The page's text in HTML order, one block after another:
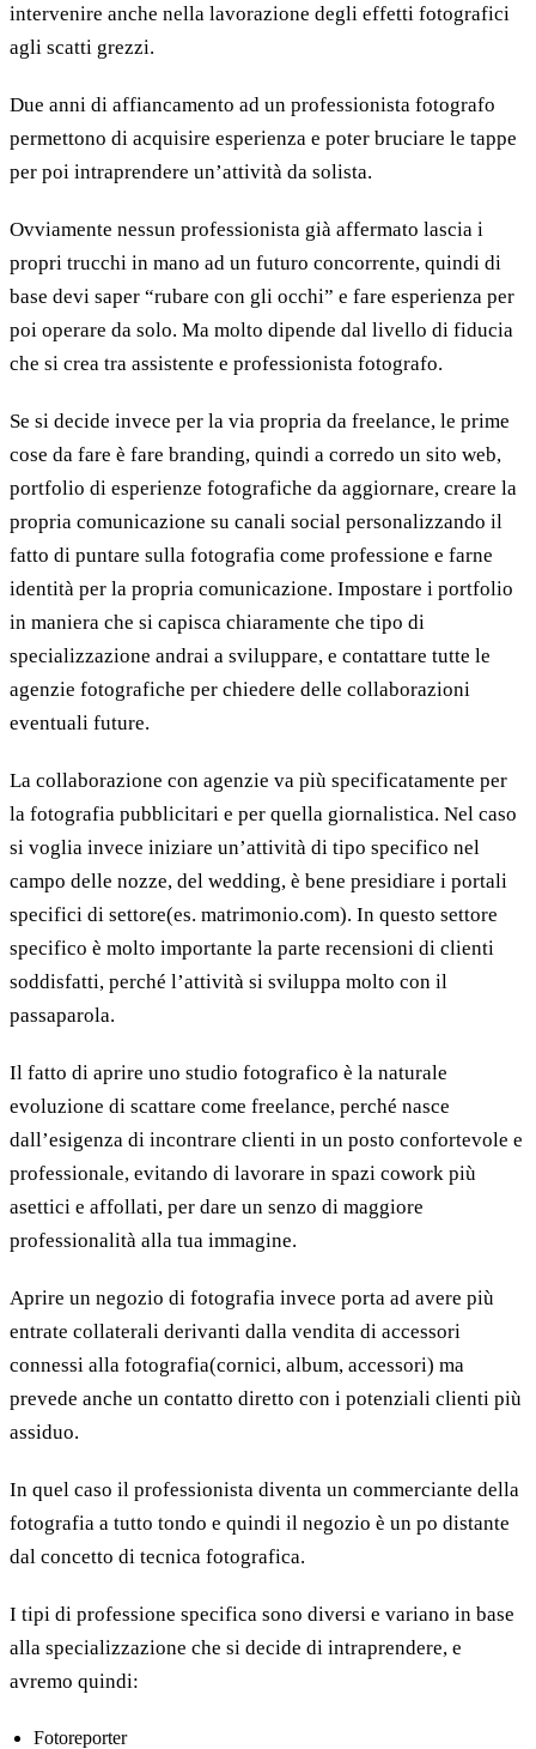
intervenire anche nella lavorazione degli effetti fotografici
agli scatti grezzi.
Due anni di affiancamento ad un professionista fotografo
permettono di acquisire esperienza e poter bruciare le tappe
per poi intraprendere un’attività da solista.
Ovviamente nessun professionista già affermato lascia i
propri trucchi in mano ad un futuro concorrente, quindi di
base devi saper “rubare con gli occhi” e fare esperienza per
poi operare da solo. Ma molto dipende dal livello di fiducia
che si crea tra assistente e professionista fotografo.
Se si decide invece per la via propria da freelance, le prime
cose da fare è fare branding, quindi a corredo un sito web,
portfolio di esperienze fotografiche da aggiornare, creare la
propria comunicazione su canali social personalizzando il
fatto di puntare sulla fotografia come professione e farne
identità per la propria comunicazione. Impostare i portfolio
in maniera che si capisca chiaramente che tipo di
specializzazione andrai a sviluppare, e contattare tutte le
agenzie fotografiche per chiedere delle collaborazioni
eventuali future.
La collaborazione con agenzie va più specificatamente per
la fotografia pubblicitari e per quella giornalistica. Nel caso
si voglia invece iniziare un’attività di tipo specifico nel
campo delle nozze, del wedding, è bene presidiare i portali
specifici di settore(es. matrimonio.com). In questo settore
specifico è molto importante la parte recensioni di clienti
soddisfatti, perché l’attività si sviluppa molto con il
passaparola.
Il fatto di aprire uno studio fotografico è la naturale
evoluzione di scattare come freelance, perché nasce
dall’esigenza di incontrare clienti in un posto confortevole e
professionale, evitando di lavorare in spazi cowork più
asettici e affollati, per dare un senzo di maggiore
professionalità alla tua immagine.
Aprire un negozio di fotografia invece porta ad avere più
entrate collaterali derivanti dalla vendita di accessori
connessi alla fotografia(cornici, album, accessori) ma
prevede anche un contatto diretto con i potenziali clienti più
assiduo.
In quel caso il professionista diventa un commerciante della
fotografia a tutto tondo e quindi il negozio è un po distante
dal concetto di tecnica fotografica.
I tipi di professione specifica sono diversi e variano in base
alla specializzazione che si decide di intraprendere, e
avremo quindi:
Fotoreporter